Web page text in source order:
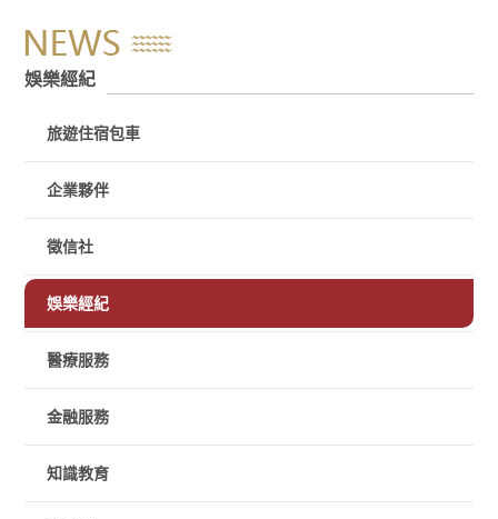
娛樂經紀
旅遊住宿包車
企業夥伴
徵信社
娛樂經紀
醫療服務
金融服務
知識教育